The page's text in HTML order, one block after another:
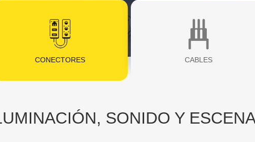
CONECTORES CABLES
SONIDO Y